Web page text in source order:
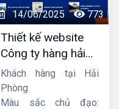
14/06/2025 773
Thiết kế website
Công ty hàng hải
liên minh
Khách hàng tại Hải
Phòng
Màu sắc chủ đạo: